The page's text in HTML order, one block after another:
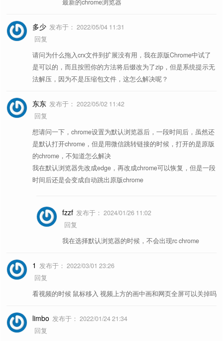
右键在新标签中打开图片时显示最优化
用的选项。
一键查询社交网站
一键查询用户在不同社交平台的主页链
网易云音乐助手
网易云直接下载
简单好用的网易云音乐下载助手，支持
批量下载。
查看 Youtube 当前视频的字幕和封面，
Bilibili 浏览助手
查看 B 站当前视频的字幕和封面，并支
度谷应链接缩短
短，变干净。
非常简洁视频解析
频解析脚本。
更多推荐
参考文章《2025 年度最喜欢的用户脚本
最新的chrome浏览器
多少 发布于： 2022/05/04 11:31
回复
请问为什么拖入crx文件到扩展没有用，我在原版Chrome中试了
是可以的，而且按照你的方法将后缀改为了zip，但是系统提示无
法解压，因为不是压缩包文件，这怎么解决呢？
东东 发布于： 2022/05/02 11:42
回复
想请问一下，chrome设置为默认浏览器后，一段时间后，虽然还
是默认打开chrome，但是用微信跳转链接的时候，打开的是原版
的chrome，不知道怎么解决
我在默认浏览器先改成edge，再改成chrome可以恢复，但是一段
时间后还是会变成自动跳出原版chrome
fzzf 发布于： 2024/01/26 11:02
回复
我在选择默认浏览器的时候，不会出现rc chrome
1 发布于： 2022/03/01 23:26
回复
看视频的时候 鼠标移入 视频上方的画中画和网页全屏可以关掉吗
limbo 发布于： 2022/01/24 21:34
回复